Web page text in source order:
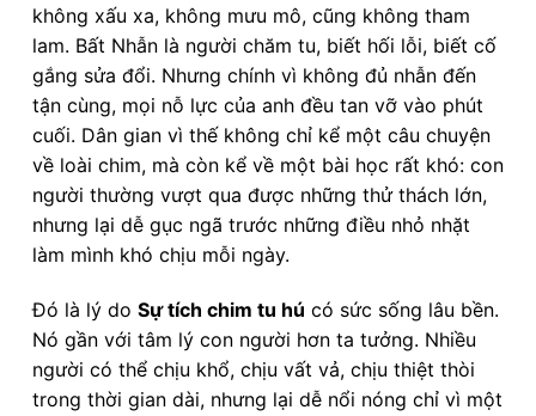
không xấu xa, không mưu mô, cũng không tham
lam. Bất Nhẫn là người chăm tu, biết hối lỗi, biết cố
gắng sửa đổi. Nhưng chính vì không đủ nhẫn đến
tận cùng, mọi nỗ lực của anh đều tan vỡ vào phút
cuối. Dân gian vì thế không chỉ kể một câu chuyện
về loài chim, mà còn kể về một bài học rất khó: con
người thường vượt qua được những thử thách lớn,
nhưng lại dễ gục ngã trước những điều nhỏ nhặt
làm mình khó chịu mỗi ngày.
Đó là lý do Sự tích chim tu hú có sức sống lâu bền.
Nó gần với tâm lý con người hơn ta tưởng. Nhiều
người có thể chịu khổ, chịu vất vả, chịu thiệt thòi
trong thời gian dài, nhưng lại dễ nổi nóng chỉ vì một